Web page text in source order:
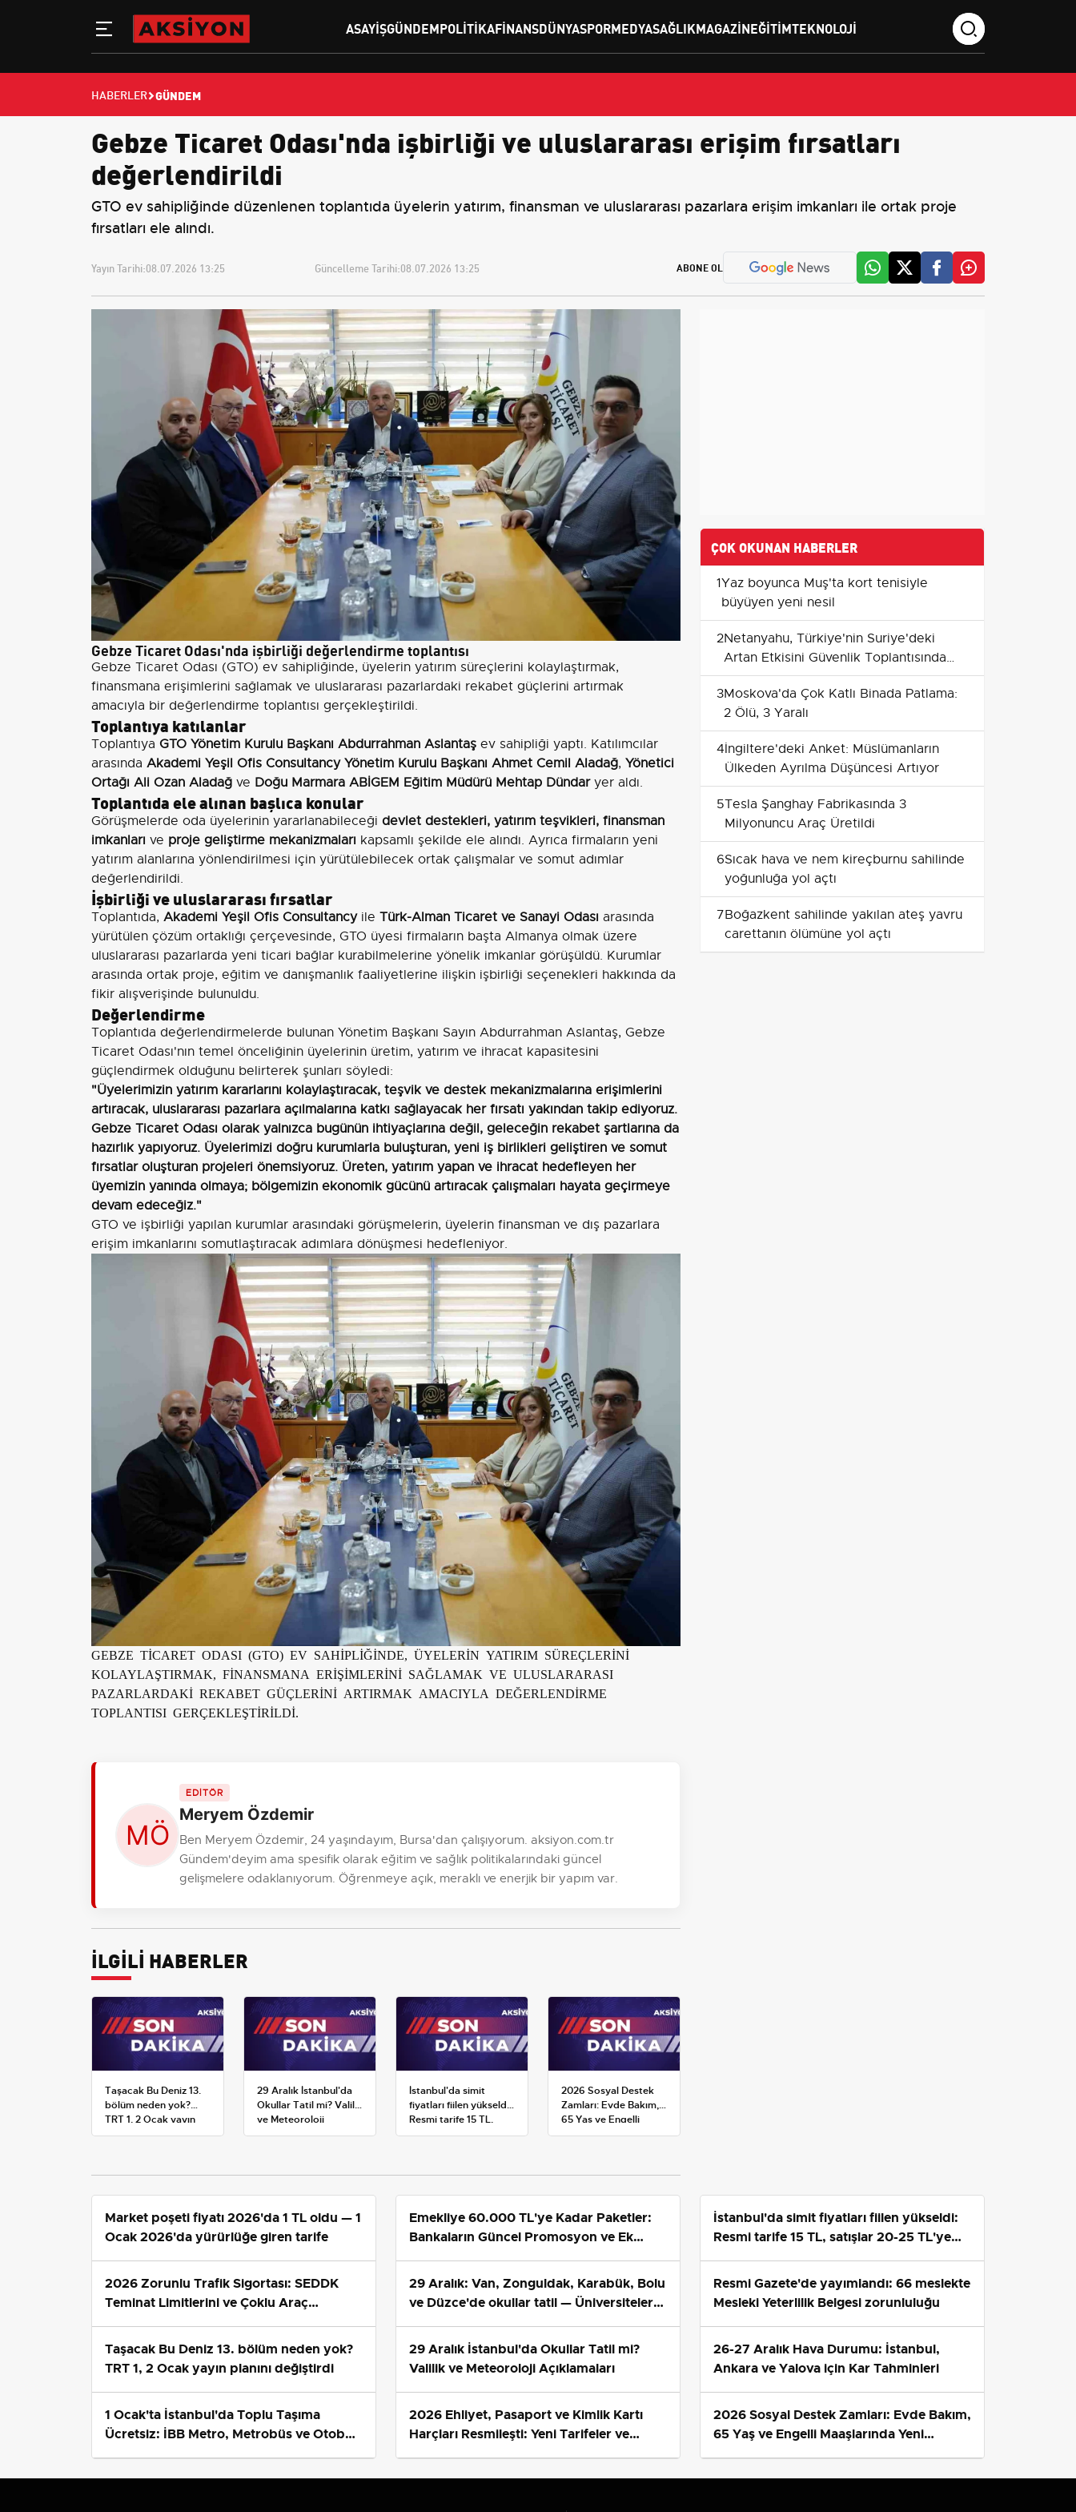
ASAYIŞGÜNDEMPOLITIKAFINANSDÜNYASPORMEDYASAĞLIKMAGAZINEĞITIMTEKNOLOJI
HABERLER GÜNDEM
Gebze Ticaret Odası'nda işbirliği ve uluslararası erişim fırsatları
değerlendirildi
GTO ev sahipliğinde düzenlenen toplantıda üyelerin yatırım, finansman ve uluslararası pazarlara erişim imkanları ile ortak proje
fırsatları ele alındı.
Yayın Tarihi:08.07.2026 13:25 Güncelleme Tarihi:08.07.2026 13:25 ABONE OL
Gebze Ticaret Odası'nda işbirliği değerlendirme toplantısı
Gebze Ticaret Odası (GTO) ev sahipliğinde, üyelerin yatırım süreçlerini kolaylaştırmak,
finansmana erişimlerini sağlamak ve uluslararası pazarlardaki rekabet güçlerini artırmak
amacıyla bir değerlendirme toplantısı gerçekleştirildi.
Toplantıya katılanlar
Toplantıya GTO Yönetim Kurulu Başkanı Abdurrahman Aslantaş ev sahipliği yaptı. Katılımcılar
arasında Akademi Yeşil Ofis Consultancy Yönetim Kurulu Başkanı Ahmet Cemil Aladağ, Yönetici
Ortağı Ali Ozan Aladağ ve Doğu Marmara ABİGEM Eğitim Müdürü Mehtap Dündaryer aldı.
Toplantıda ele alınan başlıca konular
Görüşmelerde oda üyelerinin yararlanabileceği devlet destekleri, yatırım teşvikleri, finansman
imkanları ve proje geliştirme mekanizmaları kapsamlı şekilde ele alındı. Ayrıca firmaların yeni
yatırım alanlarına yönlendirilmesi için yürütülebilecek ortak çalışmalar ve somut adımlar
değerlendirildi.
İşbirliği ve uluslararası fırsatlar
Toplantıda, Akademi Yeşil Ofis Consultancyile Türk-Alman Ticaret ve Sanayi Odası arasında
yürütülen çözüm ortaklığı çerçevesinde, GTO üyesi firmaların başta Almanya olmak üzere
uluslararası pazarlarda yeni ticari bağlar kurabilmelerine yönelik imkanlar görüşüldü. Kurumlar
arasında ortak proje, eğitim ve danışmanlık faaliyetlerine ilişkin işbirliği seçenekleri hakkında da
fikir alışverişinde bulunuldu.
Değerlendirme
Toplantıda değerlendirmelerde bulunan Yönetim Başkanı Sayın Abdurrahman Aslantaş, Gebze
Ticaret Odası'nın temel önceliğinin üyelerinin üretim, yatırım ve ihracat kapasitesini
güçlendirmek olduğunu belirterek şunları söyledi:
"Üyelerimizin yatırım kararlarını kolaylaştıracak, teşvik ve destek mekanizmalarına erişimlerini
artıracak, uluslararası pazarlara açılmalarına katkı sağlayacak her fırsatı yakından takip ediyoruz.
Gebze Ticaret Odası olarak yalnızca bugünün ihtiyaçlarına değil, geleceğin rekabet şartlarına da
hazırlık yapıyoruz. Üyelerimizi doğru kurumlarla buluşturan, yeni iş birlikleri geliştiren ve somut
fırsatlar oluşturan projeleri önemsiyoruz. Üreten, yatırım yapan ve ihracat hedefleyen her
üyemizin yanında olmaya; bölgemizin ekonomik gücünü artıracak çalışmaları hayata geçirmeye
devam edeceğiz."
GTO ve işbirliği yapılan kurumlar arasındaki görüşmelerin, üyelerin finansman ve dış pazarlara
erişim imkanlarını somutlaştıracak adımlara dönüşmesi hedefleniyor.
GEBZE TİCARET ODASI (GTO) EV SAHİPLİĞİNDE, ÜYELERİN YATIRIM SÜREÇLERİNİ
KOLAYLAŞTIRMAK, FİNANSMANA ERİŞİMLERİNİ SAĞLAMAK VE ULUSLARARASI
PAZARLARDAKİ REKABET GÜÇLERİNİ ARTIRMAK AMACIYLA DEĞERLENDİRME
TOPLANTISI GERÇEKLEŞTİRİLDİ.
EDİTÖR
Meryem Özdemir
Ben Meryem Özdemir, 24 yaşındayım, Bursa'dan çalışıyorum. aksiyon.com.tr
Gündem'deyim ama spesifik olarak eğitim ve sağlık politikalarındaki güncel
gelişmelere odaklanıyorum. Öğrenmeye açık, meraklı ve enerjik bir yapım var.
İLGİLİ HABERLER
Taşacak Bu Deniz 13.
bölüm neden yok?
TRT 1, 2 Ocak yayın
planını değiştirdi
29 Aralık İstanbul'da
Okullar Tatil mi? Valilik
ve Meteoroloji
Açıklamaları
İstanbul'da simit
fiyatları fiilen yükseldi:
Resmi tarife 15 TL,
satışlar 20-25 TL'ye
2026 Sosyal Destek
Zamları: Evde Bakım,
65 Yaş ve Engelli
Maaşlarında Yeni
ÇOK OKUNAN HABERLER
1Yaz boyunca Muş'ta kort tenisiyle
büyüyen yeni nesil
2Netanyahu, Türkiye'nin Suriye'deki
Artan Etkisini Güvenlik Toplantısında
Görüşecek
3Moskova'da Çok Katlı Binada Patlama:
2 Ölü, 3 Yaralı
4İngiltere'deki Anket: Müslümanların
Ülkeden Ayrılma Düşüncesi Artıyor
5Tesla Şanghay Fabrikasında 3
Milyonuncu Araç Üretildi
6Sıcak hava ve nem kireçburnu sahilinde
yoğunluğa yol açtı
7Boğazkent sahilinde yakılan ateş yavru
carettanın ölümüne yol açtı
Market poşeti fiyatı 2026'da 1 TL oldu — 1
Ocak 2026'da yürürlüğe giren tarife
2026 Zorunlu Trafik Sigortası: SEDDK
Teminat Limitlerini ve Çoklu Araç
Tarifesini Yeniden Belirledi
Taşacak Bu Deniz 13. bölüm neden yok?
TRT 1, 2 Ocak yayın planını değiştirdi
1 Ocak'ta İstanbul'da Toplu Taşıma
Ücretsiz: İBB Metro, Metrobüs ve Otobüs
Ek Seferlerini Açıkladı
Emekliye 60.000 TL'ye Kadar Paketler:
Bankaların Güncel Promosyon ve Ek
Avantajları
29 Aralık: Van, Zonguldak, Karabük, Bolu
ve Düzce'de okullar tatil — Üniversiteler
ne durumda?
29 Aralık İstanbul'da Okullar Tatil mi?
Valilik ve Meteoroloji Açıklamaları
2026 Ehliyet, Pasaport ve Kimlik Kartı
Harçları Resmileşti: Yeni Tarifeler ve
Geçerlilik Tarihi
İstanbul'da simit fiyatları fiilen yükseldi:
Resmi tarife 15 TL, satışlar 20-25 TL'ye
çıktı
Resmi Gazete'de yayımlandı: 66 meslekte
Mesleki Yeterlilik Belgesi zorunluluğu
26-27 Aralık Hava Durumu: İstanbul,
Ankara ve Yalova için Kar Tahminleri
2026 Sosyal Destek Zamları: Evde Bakım,
65 Yaş ve Engelli Maaşlarında Yeni
Tahminler